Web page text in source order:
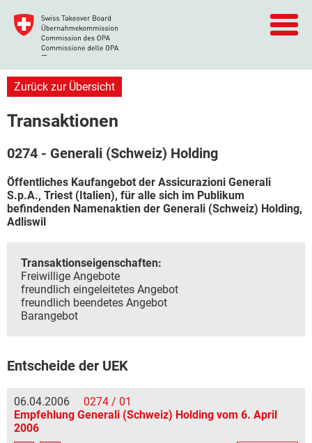
Zurück zur Übersicht
Transaktionen
0274 - Generali (Schweiz) Holding
Öffentliches Kaufangebot der Assicurazioni Generali
S.p.A., Triest (Italien), für alle sich im Publikum
befindenden Namenaktien der Generali (Schweiz) Holding,
Adliswil
Transaktionseigenschaften:
Freiwillige Angebote
freundlich eingeleitetes Angebot
freundlich beendetes Angebot
Barangebot
Entscheide der UEK
06.04.2006
0274 / 01
Empfehlung Generali (Schweiz) Holding vom 6. April
2006